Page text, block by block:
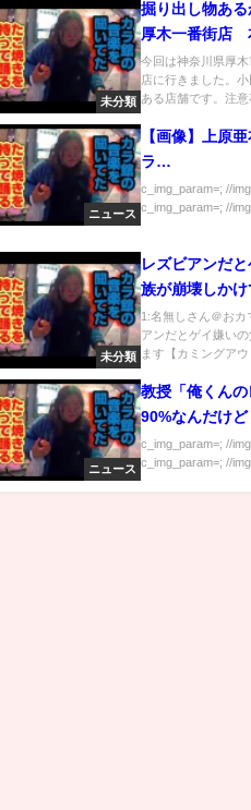
未分類
掘り出し物あ
厚木一番街店
県厚木市）
今回は神奈川県厚
店に行きました。
ある店舗です。注意
ニュース
【画像】上原
ラ…
c_img_param=; //
c_img_param=; //
未分類
レズビアンだ
族が崩壊しかけ
1:名無しさん＠お
アンだとゲイ嫌い
ます【カミングアウ
ニュース
教授「俺くん
90%なんだけ
集したの僕で
c_img_param=; //
c_img_param=; //